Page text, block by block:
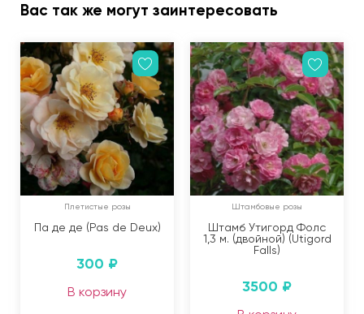
Вас так же могут заинтересовать
Плетистые розы
Па де де (Pas de Deux)
300 ₽
В корзину
Штамбовые розы
Штамб Утигорд Фолс
1,3 м. (двойной) (Utigord
Falls)
3500 ₽